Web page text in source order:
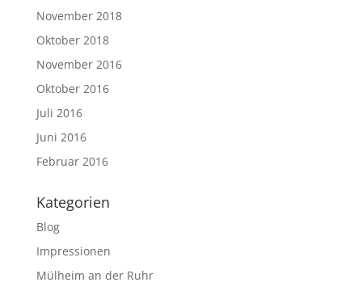
November 2018
Oktober 2018
November 2016
Oktober 2016
Juli 2016
Juni 2016
Februar 2016
Kategorien
Blog
Impressionen
Mülheim an der Ruhr